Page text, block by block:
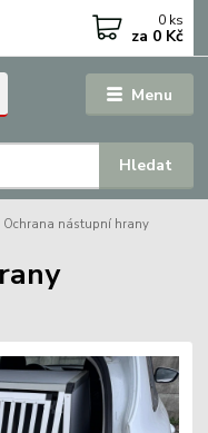
Menu
Hledat
0 ks
za 0 Kč
Ochrana nástupní hrany